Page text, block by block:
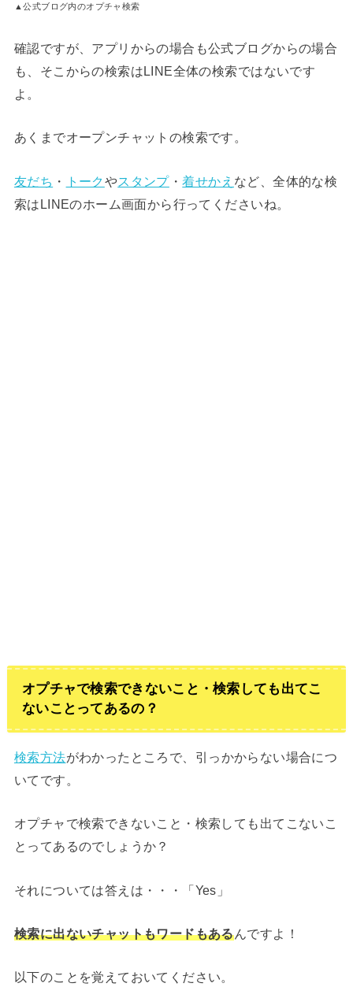
▲公式ブログ内のオプチャ検索
確認ですが、アプリからの場合も公式ブログからの場合
も、そこからの検索はLINE全体の検索ではないです
よ。
あくまでオープンチャットの検索です。
友だち ・ トークやスタンプ・着せかえ など、全体的な検
索はLINEのホーム画面から行ってくださいね。
オプチャで検索できないこと・検索しても出てこ
ないことってあるの？
検索方法がわかったところで、引っかからない場合につ
いてです。
オプチャで検索できないこと・検索しても出てこないこ
とってあるのでしょうか？
それについては答えは・・・「Yes」
検索に出ないチャットもワードもあるんですよ！
以下のことを覚えておいてください。